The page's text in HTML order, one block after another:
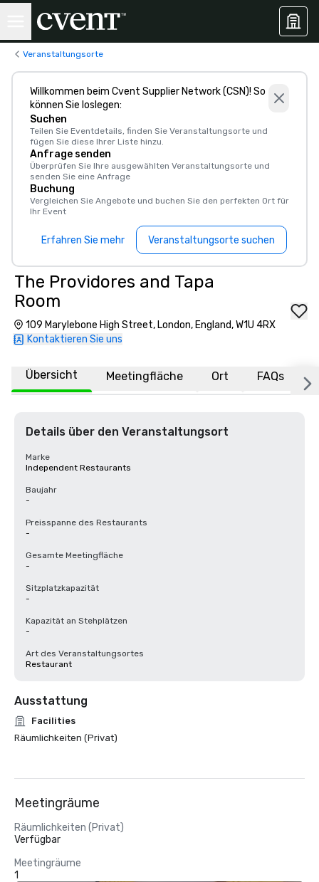
Veranstaltungsorte
Willkommen beim Cvent Supplier Network (CSN)! So
können Sie loslegen:
Suchen
Teilen Sie Eventdetails, finden Sie Veranstaltungsorte und
fügen Sie diese Ihrer Liste hinzu.
Anfrage senden
Überprüfen Sie Ihre ausgewählten Veranstaltungsorte und
senden Sie eine Anfrage
Buchung
Vergleichen Sie Angebote und buchen Sie den perfekten Ort für
Ihr Event
Erfahren Sie mehr Veranstaltungsorte suchen
The Providores and Tapa
Room
109 Marylebone High Street, London, England, W1U 4RX
Kontaktieren Sie uns
Übersicht Meetingfläche Ort FAQs
Details über den Veranstaltungsort
Marke
Independent Restaurants
Baujahr
-
Preisspanne des Restaurants
-
Gesamte Meetingfläche
-
Sitzplatzkapazität
-
Kapazität an Stehplätzen
-
Art des Veranstaltungsortes
Restaurant
Ausstattung
Facilities
Räumlichkeiten (Privat)
Meetingräume
Räumlichkeiten (Privat)
Verfügbar
Meetingräume
1